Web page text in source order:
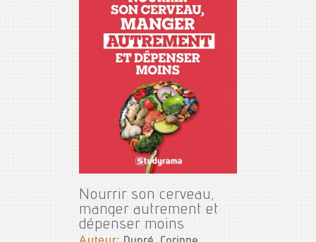
Nourrir son cerveau,
manger autrement et
dépenser moins